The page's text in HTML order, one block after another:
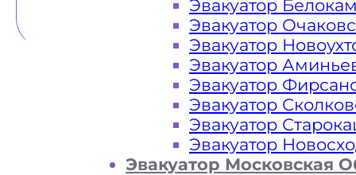
Эвакуатор
Эвакуатор
Эвакуатор
Эвакуатор
Эвакуатор
Эвакуатор
Эвакуатор
Эвакуатор
Эвакуатор Московская